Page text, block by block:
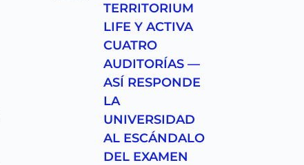
TERRITORIUM
LIFE Y ACTIVA
CUATRO
AUDITORÍAS —
ASÍ RESPONDE
LA
UNIVERSIDAD
AL ESCÁNDALO
DEL EXAMEN